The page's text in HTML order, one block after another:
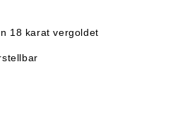
18 karat vergoldet